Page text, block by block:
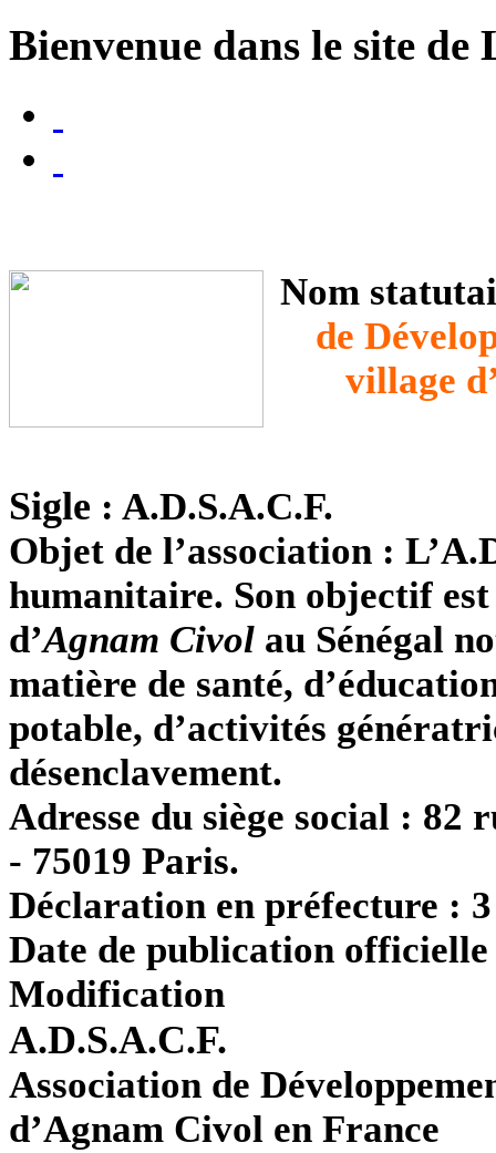
Bienvenue dans le site de
Nom
de
village
Sigle : A.D.S.A.C.F.
Objet de l’association :
humanitaire. Son objectif
d’Agnam Civol au Sénégal
matière de santé,
potable, d’activités
désenclavement.
Adresse du siège social : 82
- 75019 Paris.
Déclaration en préfecture :
Date de publication
Modification
A.D.S.A.C.F.
Association de
d’Agnam Civol en France